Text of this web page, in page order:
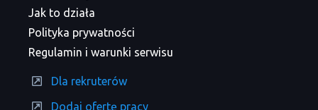
Jak to działa
Polityka prywatności
Regulamin i warunki serwisu
Dla rekruterów
Dodaj ofertę pracy